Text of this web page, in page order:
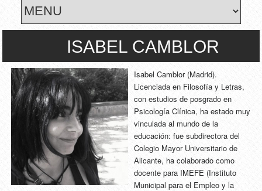
ISABEL CAMBLOR
Isabel Camblor (Madrid).
Licenciada en Filosofía y Letras,
con estudios de posgrado en
Psicología Clínica, ha estado muy
vinculada al mundo de la
educación: fue subdirectora del
Colegio Mayor Universitario de
Alicante, ha colaborado como
docente para IMEFE (Instituto
Municipal para el Empleo y la